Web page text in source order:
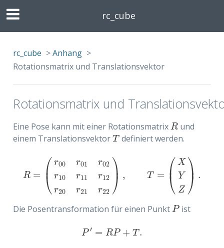
rc_cube
rc_cube >Anhang >
Rotationsmatrix und Translationsvektor
Rotationsmatrix und
Eine Pose kann mit einer Rotationsmatrix R
R und
einem Translationsvektor T
T definiert werden.
R = ⎛
⎝
⎜ r00
r10
r20
r01
r11
r21
r02
r12
r22
⎞
⎠
⎟ , T = ⎛
⎝
⎜
X
Y
Z
⎞
⎠
⎟ .
R= r00r01 02r10 11r 12 20 r22 ),T =( XYZ
Die Posentransformation für einen Punkt P
P ist
P ′ = RP + T .
P′ =RP+ T.